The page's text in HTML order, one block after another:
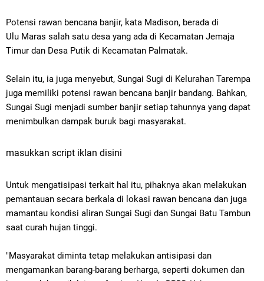
Potensi rawan bencana banjir, kata Madison, berada di
Ulu Maras salah satu desa yang ada di Kecamatan Jemaja
Timur dan Desa Putik di Kecamatan Palmatak.
Selain itu, ia juga menyebut, Sungai Sugi di Kelurahan Tarempa
juga memiliki potensi rawan bencana banjir bandang. Bahkan,
Sungai Sugi menjadi sumber banjir setiap tahunnya yang dapat
menimbulkan dampak buruk bagi masyarakat.
masukkan script iklan disini
Untuk mengatisipasi terkait hal itu, pihaknya akan melakukan
pemantauan secara berkala di lokasi rawan bencana dan juga
mamantau kondisi aliran Sungai Sugi dan Sungai Batu Tambun
saat curah hujan tinggi.
"Masyarakat diminta tetap melakukan antisipasi dan
mengamankan barang-barang berharga, seperti dokumen dan